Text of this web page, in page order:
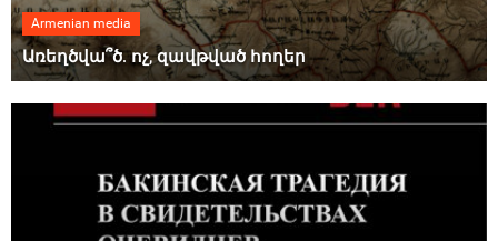
Armenian media
Առեղծվա՞ծ. ոչ, զավթված հողեր